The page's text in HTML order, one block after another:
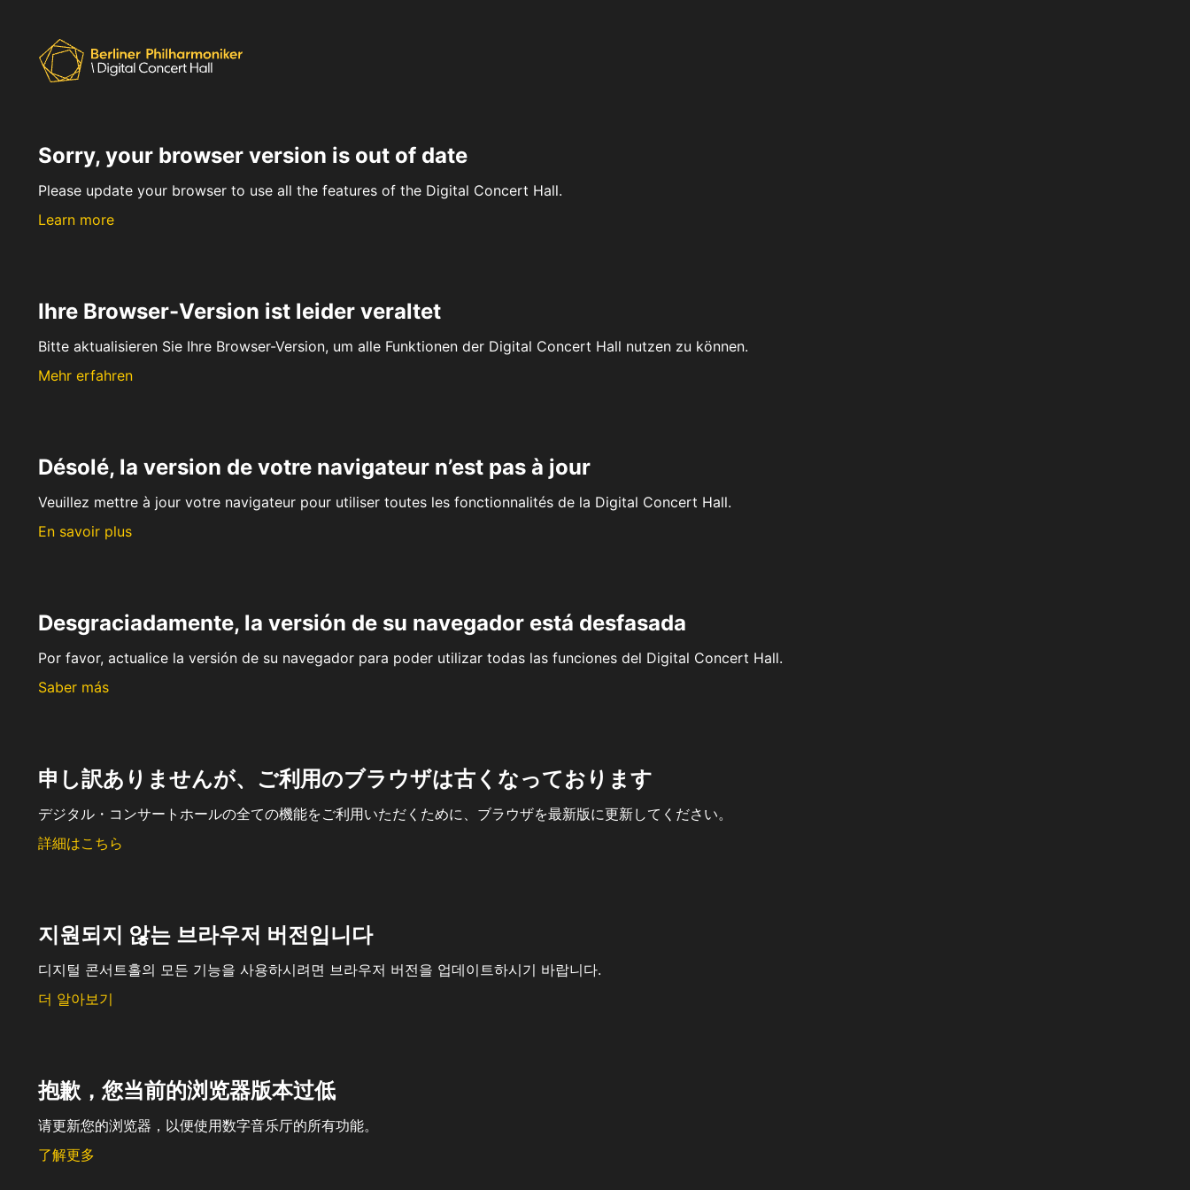
Sorry, your browser version is out of date
Please update your browser to use all the features of the Digital Concert Hall.
Learn more
Ihre Browser-Version ist leider veraltet
Bitte aktualisieren Sie Ihre Browser-Version, um alle Funktionen der Digital Concert Hall nutzen zu können.
Mehr erfahren
Désolé, la version de votre navigateur n’est pas à jour
Veuillez mettre à jour votre navigateur pour utiliser toutes les fonctionnalités de la Digital Concert Hall.
En savoir plus
Desgraciadamente, la versión de su navegador está desfasada
Por favor, actualice la versión de su navegador para poder utilizar todas las funciones del Digital Concert Hall.
Saber más
申し訳ありませんが、ご利用のブラウザは古くなっております
デジタル・コンサートホールの全ての機能をご利用いただくために、ブラウザを最新版に更新してください。
詳細はこちら
지원되지 않는 브라우저 버전입니다
디지털 콘서트홀의 모든 기능을 사용하시려면 브라우저 버전을 업데이트하시기 바랍니다.
더 알아보기
抱歉，您当前的浏览器版本过低
请更新您的浏览器，以便使用数字音乐厅的所有功能。
了解更多